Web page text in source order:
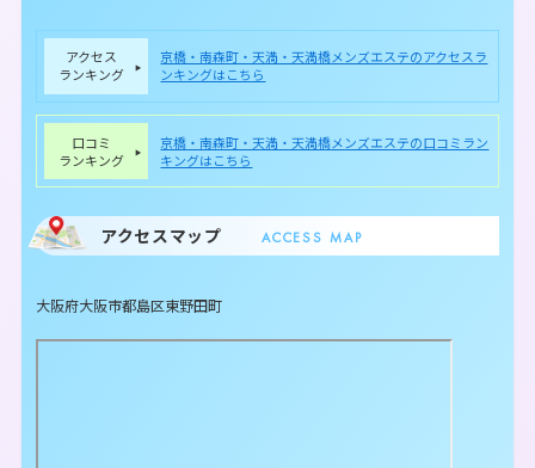
アクセス
ランキング
京橋・南森町・天満・天満橋メンズエステのアクセスラ
ンキングはこちら
口コミ
ランキング
京橋・南森町・天満・天満橋メンズエステの口コミラン
キングはこちら
アクセスマップ ACCESS MAP
大阪府大阪市都島区東野田町